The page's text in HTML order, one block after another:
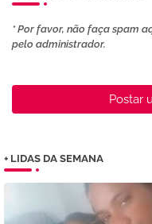
* Por favor, não faça spam
pelo administrador.
Postar
+ LIDAS DA SEMANA